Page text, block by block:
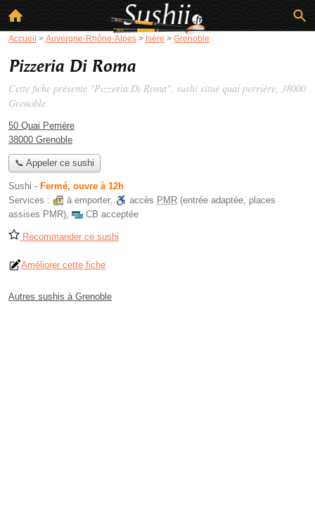
Accueil > Auvergne-Rhône-Alpes > Isère > Grenoble
Pizzeria Di Roma
Cette fiche présente "Pizzeria Di Roma", sushi situé quai perrière, 38000
Grenoble.
50 Quai Perrière
38000 Grenoble
📞 Appeler ce sushi
Sushi - Fermé, ouvre à 12h
Services :
à emporter, accès PMR (entrée adaptée, places
assises PMR), CB acceptée
Recommander ce sushi
Améliorer cette fiche
Autres sushis à Grenoble